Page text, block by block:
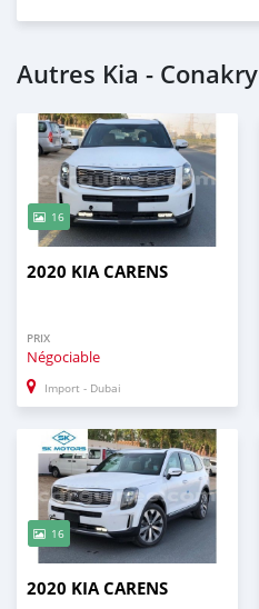
Autres Kia - Conakry
16
2020 KIA CARENS
PRIX
Négociable
Import - Dubai
16
2020 KIA CARENS